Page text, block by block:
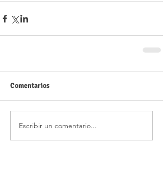
Comentarios
Escribir un comentario...